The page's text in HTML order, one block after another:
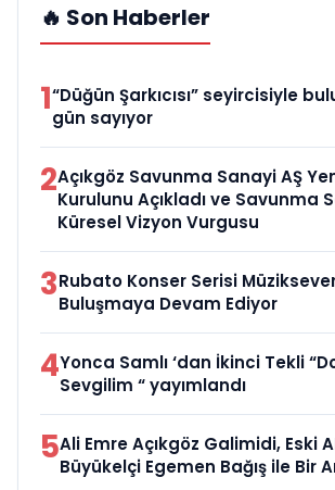
🔥 Son Haberler
1“Düğün Şarkıcısı” seyircisiyle
gün sayıyor
2Açıkgöz Savunma Sanayi AŞ
Kurulunu Açıkladı ve Savunma
Küresel Vizyon Vurgusu
3Rubato Konser Serisi
Buluşmaya Devam Ediyor
4Yonca Samlı ‘dan İkinci Tekli
Sevgilim “ yayımlandı
5Ali Emre Açıkgöz Galimidi, Eski
Büyükelçi Egemen Bağış ile Bir